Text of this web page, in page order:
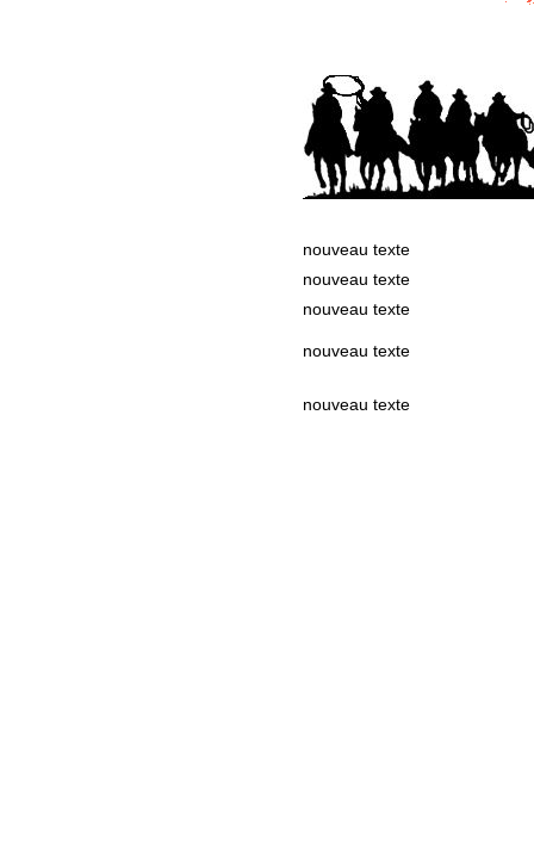
nouveau texte
nouveau texte
nouveau texte
nouveau texte
nouveau texte